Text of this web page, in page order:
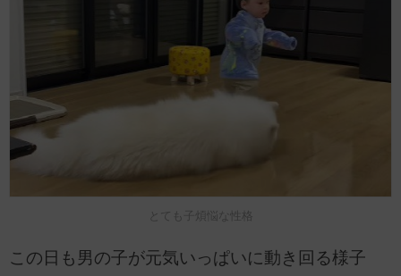
とても子煩悩な性格
この日も男の子が元気いっぱいに動き回る様子